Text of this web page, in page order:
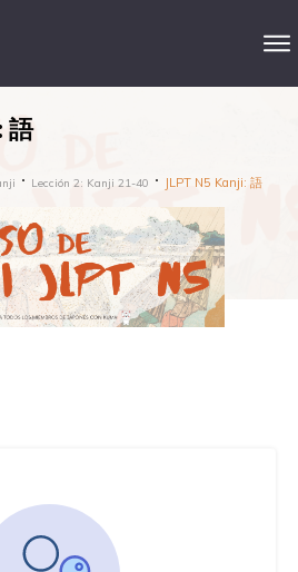
語
Lección 2: Kanji 21-40 JLPT N5 Kanji: 語